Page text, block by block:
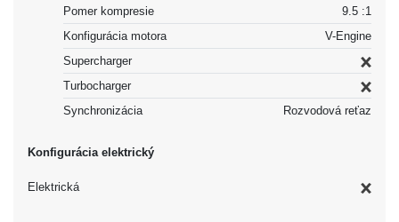
Pomer kompresie
9.5 :1
Konfigurácia motora
V-Engine
Supercharger
Turbocharger
Synchronizácia
Rozvodová reťaz
Konfigurácia elektrický
Elektrická